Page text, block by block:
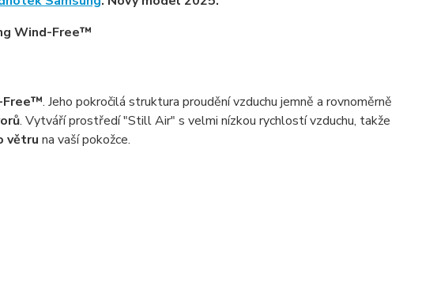
Wind-Free™
Free™. Jeho pokročilá struktura proudění vzduchu jemně a rovnoměrně
. Vytváří prostředí "Still Air" s velmi nízkou rychlostí vzduchu, takže
větru na vaší pokožce.